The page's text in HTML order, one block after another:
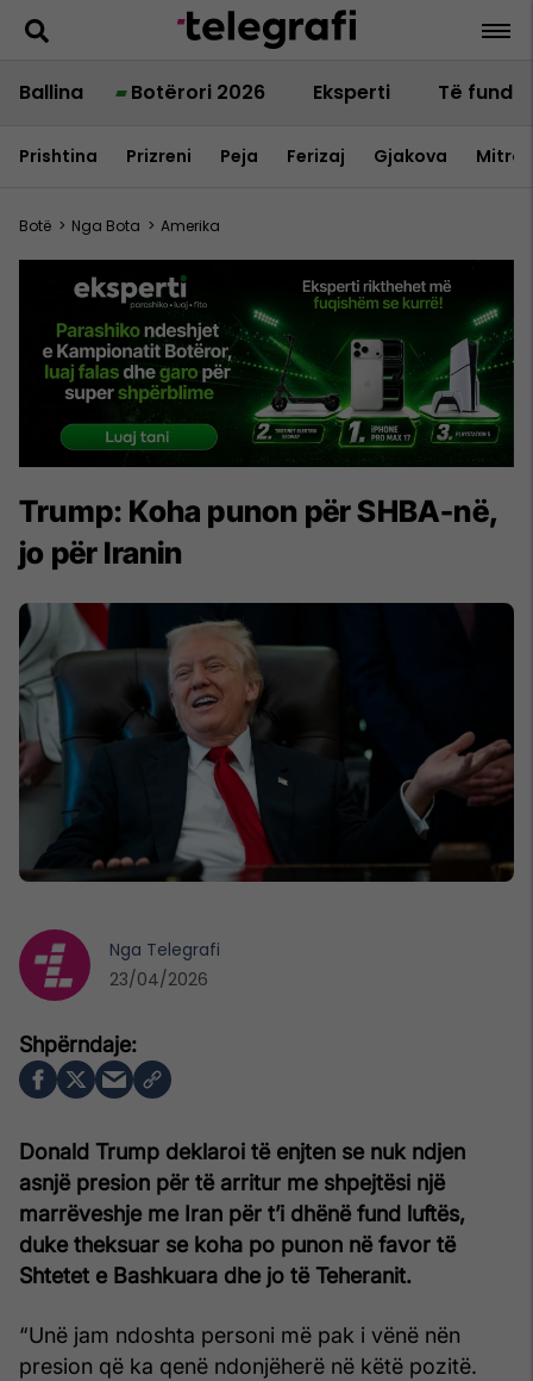
Ballina Botërori 2026 Eksperti Të fundit
Prishtina Prizreni Peja Ferizaj Gjakova
Botë > Nga Bota > Amerika
Trump: Koha punon për SHBA-në,
jo për Iranin
Donald Trump deklaroi të enjten se nuk ndjen
asnjë presion për të arritur me shpejtësi një
marrëveshje me Iran për t’i dhënë fund luftës,
duke theksuar se koha po punon në favor të
Shtetet e Bashkuara dhe jo të Teheranit.
“Unë jam ndoshta personi më pak i vënë nën
presion që ka qenë ndonjëherë në këtë pozitë.
Nga Telegrafi
23/04/2026